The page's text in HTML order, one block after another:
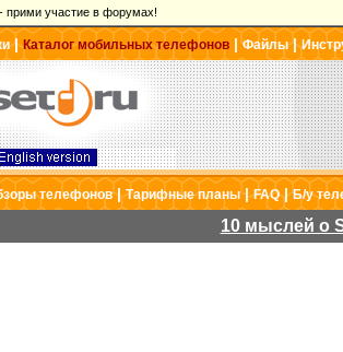
прими участие в форумах!
|Каталог мобильных телефонов |Файлы|
телефонов|Тарифные планы|FAQ|Б/у
10 мыслей о